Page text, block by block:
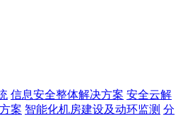
信息安全整体解决方案 安全云解
案 智能化机房建设及动环监测 分